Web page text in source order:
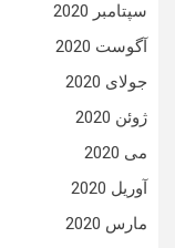
سپتامبر 2020
آگوست 2020
جولای 2020
ژوئن 2020
می 2020
آوریل 2020
مارس 2020